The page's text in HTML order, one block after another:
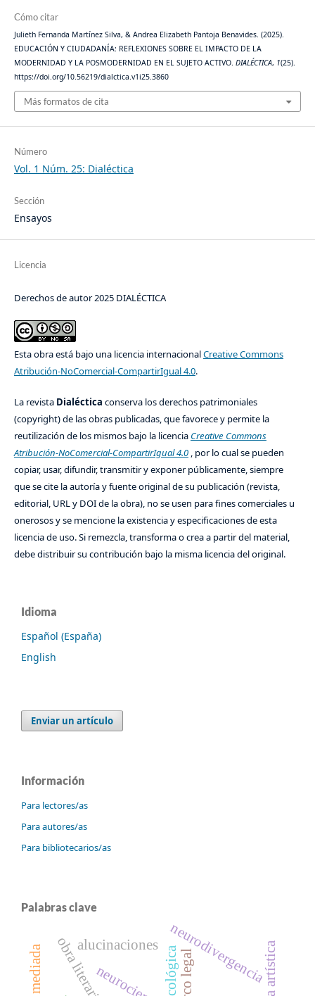
Cómo citar
Julieth Fernanda Martínez Silva, & Andrea Elizabeth Pantoja Benavides. (2025).
EDUCACIÓN Y CIUDADANÍA: REFLEXIONES SOBRE EL IMPACTO DE LA
MODERNIDAD Y LA POSMODERNIDAD EN EL SUJETO ACTIVO. DIALÉCTICA, 1(25).
https://doi.org/10.56219/dialctica.v1i25.3860
Más formatos de cita
Número
Vol. 1 Núm. 25: Dialéctica
Sección
Ensayos
Licencia
Derechos de autor 2025 DIALÉCTICA
Esta obra está bajo una licencia internacionalCreative Commons
Atribución-NoComercial-CompartirIgual 4.0.
La revista Dialéctica conserva los derechos patrimoniales
(copyright) de las obras publicadas, que favorece y permite la
reutilización de los mismos bajo la licencia Creative Commons
Atribución-NoComercial-CompartirIgual 4.0, por lo cual se pueden
copiar, usar, difundir, transmitir y exponer públicamente, siempre
que se cite la autoría y fuente original de su publicación (revista,
editorial, URL y DOI de la obra), no se usen para fines comerciales u
onerosos y se mencione la existencia y especificaciones de esta
licencia de uso. Si remezcla, transforma o crea a partir del material,
debe distribuir su contribución bajo la misma licencia del original.
Idioma
Español (España)
English
Enviar un artículo
Información
Para lectores/as
Para autores/as
Para bibliotecarios/as
Palabras clave
neurodivergencia
obra literaria
alucinaciones